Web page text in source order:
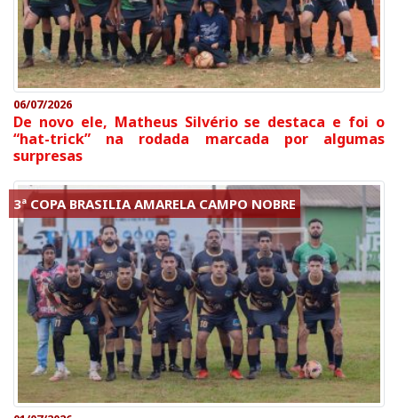
06/07/2026
De novo ele, Matheus Silvério se destaca e foi o
“hat-trick” na rodada marcada por algumas
surpresas
3ª COPA BRASILIA AMARELA CAMPO NOBRE